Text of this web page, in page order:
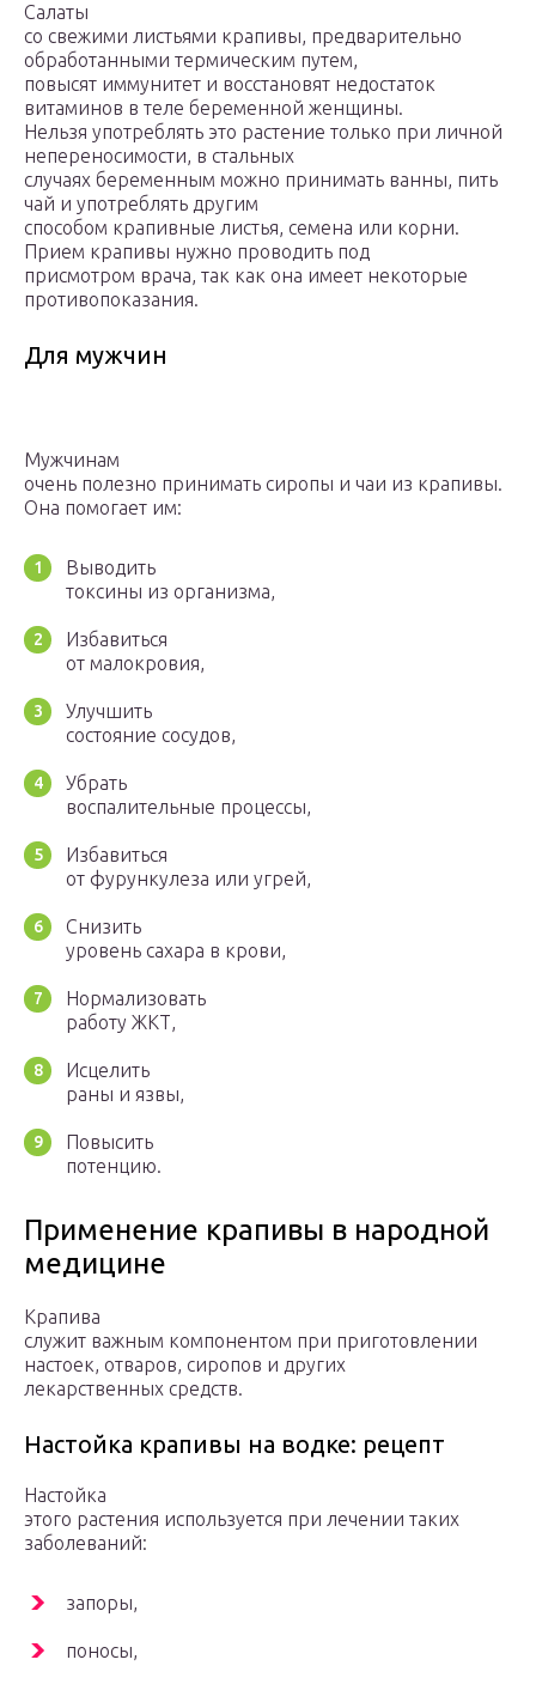
Салаты
со свежими листьями крапивы, предварительно
обработанными термическим путем,
повысят иммунитет и восстановят недостаток
витаминов в теле беременной женщины.
Нельзя употреблять это растение только при личной
непереносимости, в стальных
случаях беременным можно принимать ванны, пить
чай и употреблять другим
способом крапивные листья, семена или корни.
Прием крапивы нужно проводить под
присмотром врача, так как она имеет некоторые
противопоказания.
Для мужчин
Мужчинам
очень полезно принимать сиропы и чаи из крапивы.
Она помогает им:
Выводить
токсины из организма,
Избавиться
от малокровия,
Улучшить
состояние сосудов,
Убрать
воспалительные процессы,
Избавиться
от фурункулеза или угрей,
Снизить
уровень сахара в крови,
Нормализовать
работу ЖКТ,
Исцелить
раны и язвы,
Повысить
потенцию.
Применение крапивы в народной
медицине
Крапива
служит важным компонентом при приготовлении
настоек, отваров, сиропов и других
лекарственных средств.
Настойка крапивы на водке: рецепт
Настойка
этого растения используется при лечении таких
заболеваний:
запоры,
поносы,